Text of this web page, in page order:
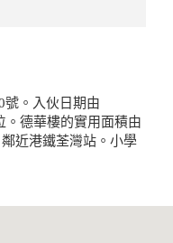
號。入伙日期由
。德華樓的實用面積由
近港鐵荃灣站。小學